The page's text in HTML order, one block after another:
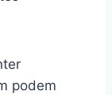
podem